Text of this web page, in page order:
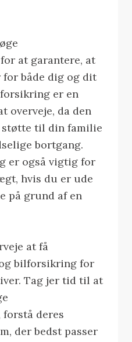
at garantere, at
både dig og dit
er en
overveje, da den
støtte til din familie
bortgang.
er også vigtig for
hvis du er ude
på grund af en
at få
bilforsikring for
Tag jer tid til at
deres
der bedst passer